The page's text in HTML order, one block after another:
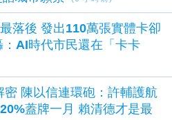
落後 發出110萬張實體卡卻
AI時代市民還在「卡卡
密 陳以信連環砲：許輔護航
蓋牌一月 賴清德才是最